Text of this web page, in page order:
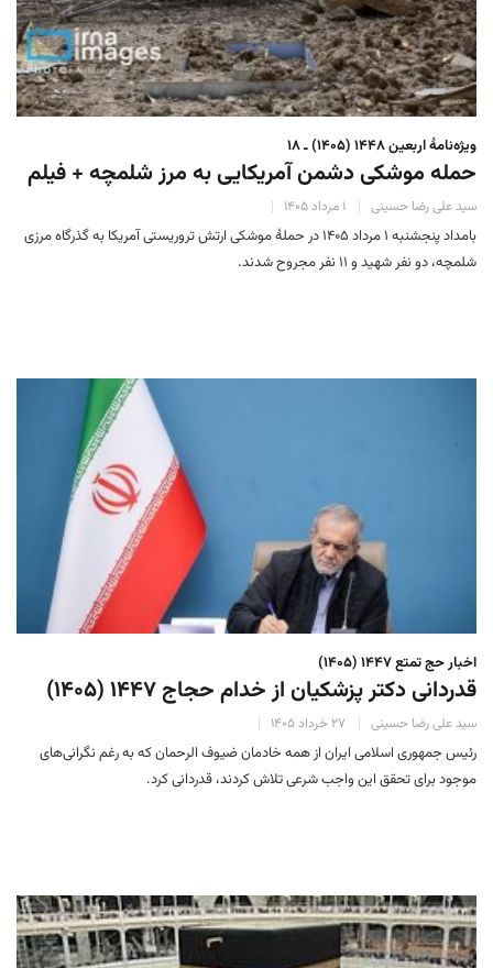
ویژه‌نامهٔ اربعین ۱۴۴۸ (۱۴۰۵) ـ ۱۸
حمله موشکی دشمن آمریکایی به مرز شلمچه + فیلم
سید علی رضا حسینی ۱ مرداد ۱۴۰۵
بامداد پنجشنبه ۱ مرداد ۱۴۰۵ در حملۀ موشکی ارتش تروریستی آمریکا به گذرگاه مرزی
شلمچه، دو نفر شهید و ۱۱ نفر مجروح شدند.
اخبار حج تمتع ۱۴۴۷ (۱۴۰۵)
قدردانی دکتر پزشکیان از خدام حجاج ۱۴۴۷ (۱۴۰۵)
سید علی رضا حسینی ۲۷ خرداد ۱۴۰۵
رئیس جمهوری اسلامی ایران از همه خادمان ضیوف الرحمان که به رغم نگرانی‌های
موجود برای تحقق این واجب شرعی تلاش کردند، قدردانی کرد.